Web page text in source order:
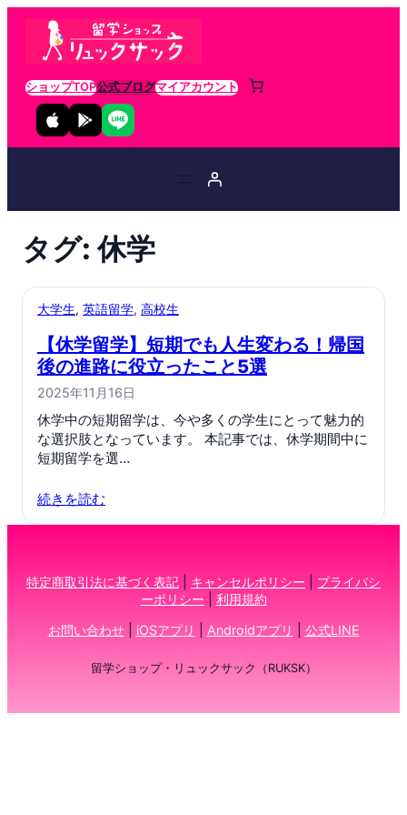
ショップTOP公式ブログマイアカウント
タグ:休学
大学生, 英語留学, 高校生
【休学留学】短期でも人生変わる！帰国
後の進路に役立ったこと5選
2025年11月16日
休学中の短期留学は、今や多くの学生にとって魅力的
な選択肢となっています。 本記事では、休学期間中に
短期留学を選…
続きを読む
特定商取引法に基づく表記 キャンセルポリシー
プライバシ
ーポリシー
利用規約
お問い合わせ| iOSアプリ Androidアプリ 公式LINE
留学ショップ・リュックサック（RUKSK）